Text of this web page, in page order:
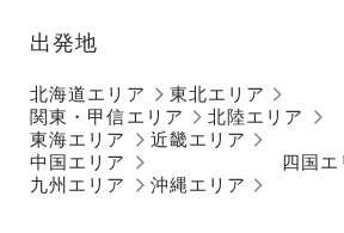
出発地
北海道エリア
東北エリア
関東・甲信エリア
北陸エリア
東海エリア
近畿エリア
中国エリア
四国エ
九州エリア
沖縄エリア